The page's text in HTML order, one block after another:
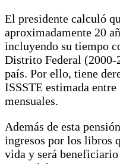
El presidente calculó
aproximadamente 20
incluyendo su tiempo
Distrito Federal (2000-
país. Por ello, tiene
ISSSTE estimada
mensuales.
Además de esta
ingresos por los libros
vida y será